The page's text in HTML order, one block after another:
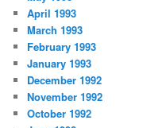
April 1993
March 1993
February 1993
January 1993
December 1992
November 1992
October 1992